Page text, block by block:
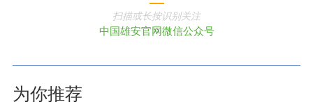
扫描或长按识别关注
中国雄安官网微信公众号
为你推荐